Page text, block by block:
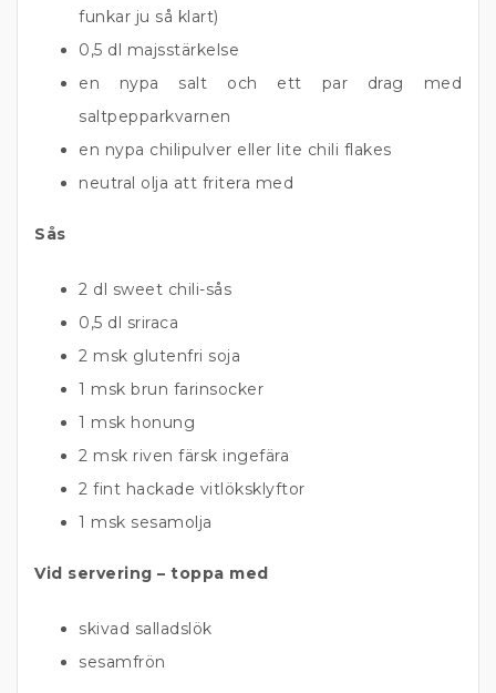
funkar ju så klart)
0,5 dl majsstärkelse
en nypa salt och ett par drag med
saltpepparkvarnen
en nypa chilipulver eller lite chili flakes
neutral olja att fritera med
Sås
2 dl sweet chili-sås
0,5 dl sriraca
2 msk glutenfri soja
1 msk brun farinsocker
1 msk honung
2 msk riven färsk ingefära
2 fint hackade vitlöksklyftor
1 msk sesamolja
Vid servering – toppa med
skivad salladslök
sesamfrön